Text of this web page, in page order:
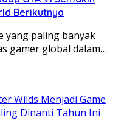
Berikutnya
yang paling banyak
gamer global dalam…